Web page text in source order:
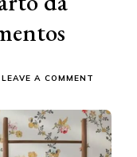
LEAVE A COMMENT
OPÇÕES
DE